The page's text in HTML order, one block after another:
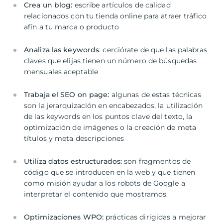
Crea un blog: escribe artículos de calidad
relacionados con tu tienda online para atraer tráfico
afín a tu marca o producto
Analiza las keywords: cerciórate de que las palabras
claves que elijas tienen un número de búsquedas
mensuales aceptable
Trabaja el SEO on page: algunas de estas técnicas
son la jerarquización en encabezados, la utilización
de las keywords en los puntos clave del texto, la
optimización de imágenes o la creación de meta
títulos y meta descripciones
Utiliza datos estructurados:son fragmentos de
código que se introducen en la web y que tienen
como misión ayudar a los robots de Google a
interpretar el contenido que mostramos.
Optimizaciones WPO: prácticas dirigidas a mejorar